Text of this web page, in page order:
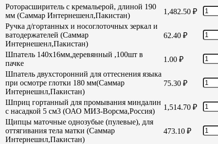
Роторасширитель с кремальерой, длиной 190
мм (Саммар Интернешенл,Пакистан)
1,482.50 ₽
Ручка д/гортанных и носоглоточных зеркал и
ватодержателей (Саммар
Интернешенл,Пакистан)
62.40 ₽
Шпатель 140х16мм,деревянный ,100шт в
пачке
1.00 ₽
Шпатель двухсторонний для оттеснения языка
при осмотре глотки 180 мм(Саммар
Интернешнл,Пакистан)
75.30 ₽
Шприц гортанный для промывания миндалин
с насадкой 5 см3 (ОАО МИЗ-Ворсма,Россия)
1,514.70 ₽
Щипцы маточные однозубые (пулевые), для
оттягивания тела матки (Саммар
Интернешнл,Пакистан)
473.10 ₽